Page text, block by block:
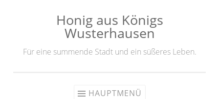
Honig aus Königs
Wusterhausen
Für eine summende Stadt und ein süßeres Leben.
HAUPTMENÜ